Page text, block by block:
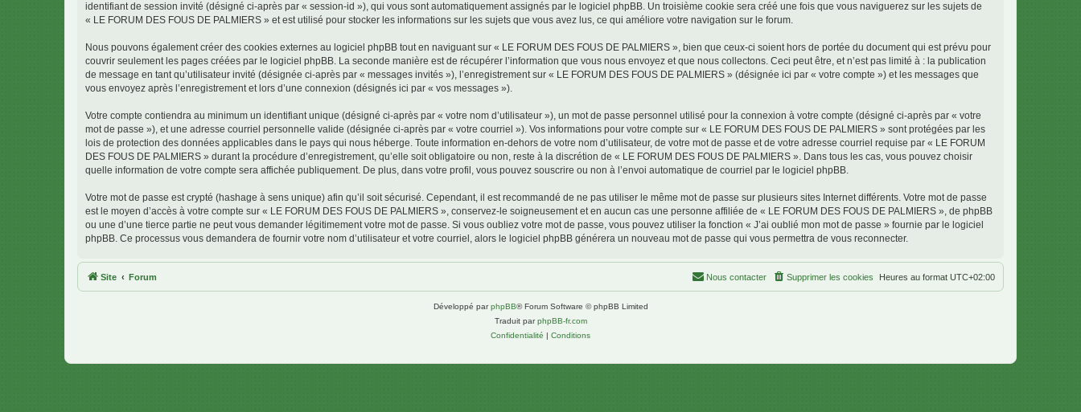
identifiant de session invité (désigné ci-après par « session-id »), qui vous sont automatiquement assignés par le logiciel phpBB. Un troisième cookie sera créé une fois que vous naviguerez sur les sujets de
« LE FORUM DES FOUS DE PALMIERS » et est utilisé pour stocker les informations sur les sujets que vous avez lus, ce qui améliore votre navigation sur le forum.
Nous pouvons également créer des cookies externes au logiciel phpBB tout en naviguant sur « LE FORUM DES FOUS DE PALMIERS », bien que ceux-ci soient hors de portée du document qui est prévu pour
couvrir seulement les pages créées par le logiciel phpBB. La seconde manière est de récupérer l’information que vous nous envoyez et que nous collectons. Ceci peut être, et n’est pas limité à : la publication
de message en tant qu’utilisateur invité (désignée ci-après par « messages invités »), l’enregistrement sur « LE FORUM DES FOUS DE PALMIERS » (désignée ici par « votre compte ») et les messages que
vous envoyez après l’enregistrement et lors d’une connexion (désignés ici par « vos messages »).
Votre compte contiendra au minimum un identifiant unique (désigné ci-après par « votre nom d’utilisateur »), un mot de passe personnel utilisé pour la connexion à votre compte (désigné ci-après par « votre
mot de passe »), et une adresse courriel personnelle valide (désignée ci-après par « votre courriel »). Vos informations pour votre compte sur « LE FORUM DES FOUS DE PALMIERS » sont protégées par les
lois de protection des données applicables dans le pays qui nous héberge. Toute information en-dehors de votre nom d’utilisateur, de votre mot de passe et de votre adresse courriel requise par « LE FORUM
DES FOUS DE PALMIERS » durant la procédure d’enregistrement, qu’elle soit obligatoire ou non, reste à la discrétion de « LE FORUM DES FOUS DE PALMIERS ». Dans tous les cas, vous pouvez choisir
quelle information de votre compte sera affichée publiquement. De plus, dans votre profil, vous pouvez souscrire ou non à l’envoi automatique de courriel par le logiciel phpBB.
Votre mot de passe est crypté (hashage à sens unique) afin qu’il soit sécurisé. Cependant, il est recommandé de ne pas utiliser le même mot de passe sur plusieurs sites Internet différents. Votre mot de passe
est le moyen d’accès à votre compte sur « LE FORUM DES FOUS DE PALMIERS », conservez-le soigneusement et en aucun cas une personne affiliée de « LE FORUM DES FOUS DE PALMIERS », de phpBB
ou une d’une tierce partie ne peut vous demander légitimement votre mot de passe. Si vous oubliez votre mot de passe, vous pouvez utiliser la fonction « J’ai oublié mon mot de passe » fournie par le logiciel
phpBB. Ce processus vous demandera de fournir votre nom d’utilisateur et votre courriel, alors le logiciel phpBB générera un nouveau mot de passe qui vous permettra de vous reconnecter.
Site Forum Heures au format UTC+02:00
Supprimer les cookies
Nous contacter
Développé parphpBB® Forum Software © phpBB Limited
Traduit parphpBB-fr.com
Confidentialité | Conditions